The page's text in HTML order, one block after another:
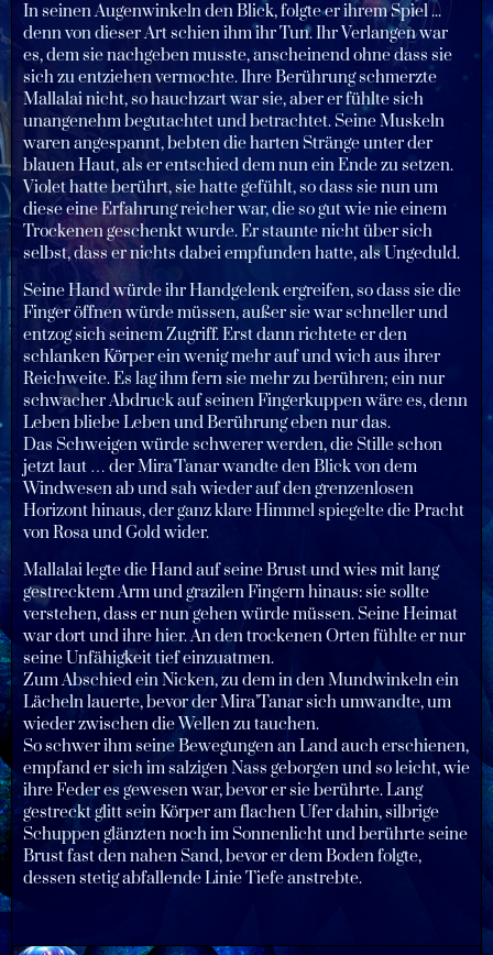
In seinen Augenwinkeln den Blick, folgte er ihrem Spiel ...
denn von dieser Art schien ihm ihr Tun. Ihr Verlangen war
es, dem sie nachgeben musste, anscheinend ohne dass sie
sich zu entziehen vermochte. Ihre Berührung schmerzte
Mallalai nicht, so hauchzart war sie, aber er fühlte sich
unangenehm begutachtet und betrachtet. Seine Muskeln
waren angespannt, bebten die harten Stränge unter der
blauen Haut, als er entschied dem nun ein Ende zu setzen.
Violet hatte berührt, sie hatte gefühlt, so dass sie nun um
diese eine Erfahrung reicher war, die so gut wie nie einem
Trockenen geschenkt wurde. Er staunte nicht über sich
selbst, dass er nichts dabei empfunden hatte, als Ungeduld.
Seine Hand würde ihr Handgelenk ergreifen, so dass sie die
Finger öffnen würde müssen, außer sie war schneller und
entzog sich seinem Zugriff. Erst dann richtete er den
schlanken Körper ein wenig mehr auf und wich aus ihrer
Reichweite. Es lag ihm fern sie mehr zu berühren; ein nur
schwacher Abdruck auf seinen Fingerkuppen wäre es, denn
Leben bliebe Leben und Berührung eben nur das.
Das Schweigen würde schwerer werden, die Stille schon
jetzt laut … der Mira'Tanar wandte den Blick von dem
Windwesen ab und sah wieder auf den grenzenlosen
Horizont hinaus, der ganz klare Himmel spiegelte die Pracht
von Rosa und Gold wider.
Mallalai legte die Hand auf seine Brust und wies mit lang
gestrecktem Arm und grazilen Fingern hinaus: sie sollte
verstehen, dass er nun gehen würde müssen. Seine Heimat
war dort und ihre hier. An den trockenen Orten fühlte er nur
seine Unfähigkeit tief einzuatmen.
Zum Abschied ein Nicken, zu dem in den Mundwinkeln ein
Lächeln lauerte, bevor der Mira’Tanar sich umwandte, um
wieder zwischen die Wellen zu tauchen.
So schwer ihm seine Bewegungen an Land auch erschienen,
empfand er sich im salzigen Nass geborgen und so leicht, wie
ihre Feder es gewesen war, bevor er sie berührte. Lang
gestreckt glitt sein Körper am flachen Ufer dahin, silbrige
Schuppen glänzten noch im Sonnenlicht und berührte seine
Brust fast den nahen Sand, bevor er dem Boden folgte,
dessen stetig abfallende Linie Tiefe anstrebte.